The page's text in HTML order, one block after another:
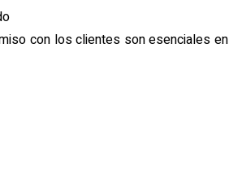
con los clientes son esenciales en